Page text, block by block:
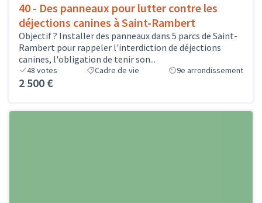
40 - Des panneaux pour lutter contre les
déjections canines à Saint-Rambert
Objectif ? Installer des panneaux dans 5 parcs de Saint-
Rambert pour rappeler l'interdiction de déjections
canines, l'obligation de tenir son...
48 votes Cadre de vie 9e arrondissement
2 500 €